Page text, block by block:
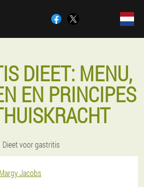
DIEET: MENU,
EN PRINCIPES
Dieet voor gastritis
Margy Jacobs